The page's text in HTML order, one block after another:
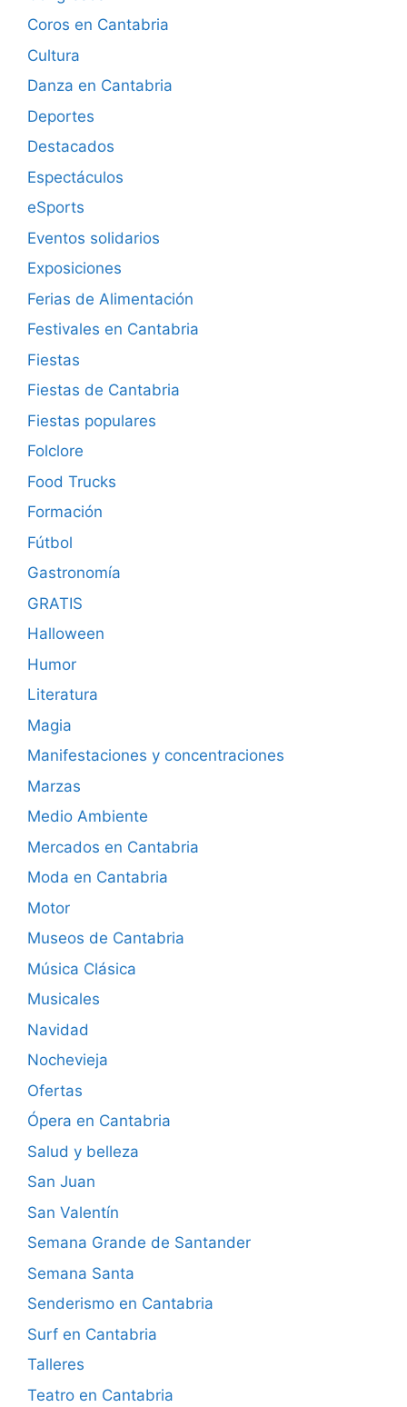
Coros en Cantabria
Cultura
Danza en Cantabria
Deportes
Destacados
Espectáculos
eSports
Eventos solidarios
Exposiciones
Ferias de Alimentación
Festivales en Cantabria
Fiestas
Fiestas de Cantabria
Fiestas populares
Folclore
Food Trucks
Formación
Fútbol
Gastronomía
GRATIS
Halloween
Humor
Literatura
Magia
Manifestaciones y concentraciones
Marzas
Medio Ambiente
Mercados en Cantabria
Moda en Cantabria
Motor
Museos de Cantabria
Música Clásica
Musicales
Navidad
Nochevieja
Ofertas
Ópera en Cantabria
Salud y belleza
San Juan
San Valentín
Semana Grande de Santander
Semana Santa
Senderismo en Cantabria
Surf en Cantabria
Talleres
Teatro en Cantabria